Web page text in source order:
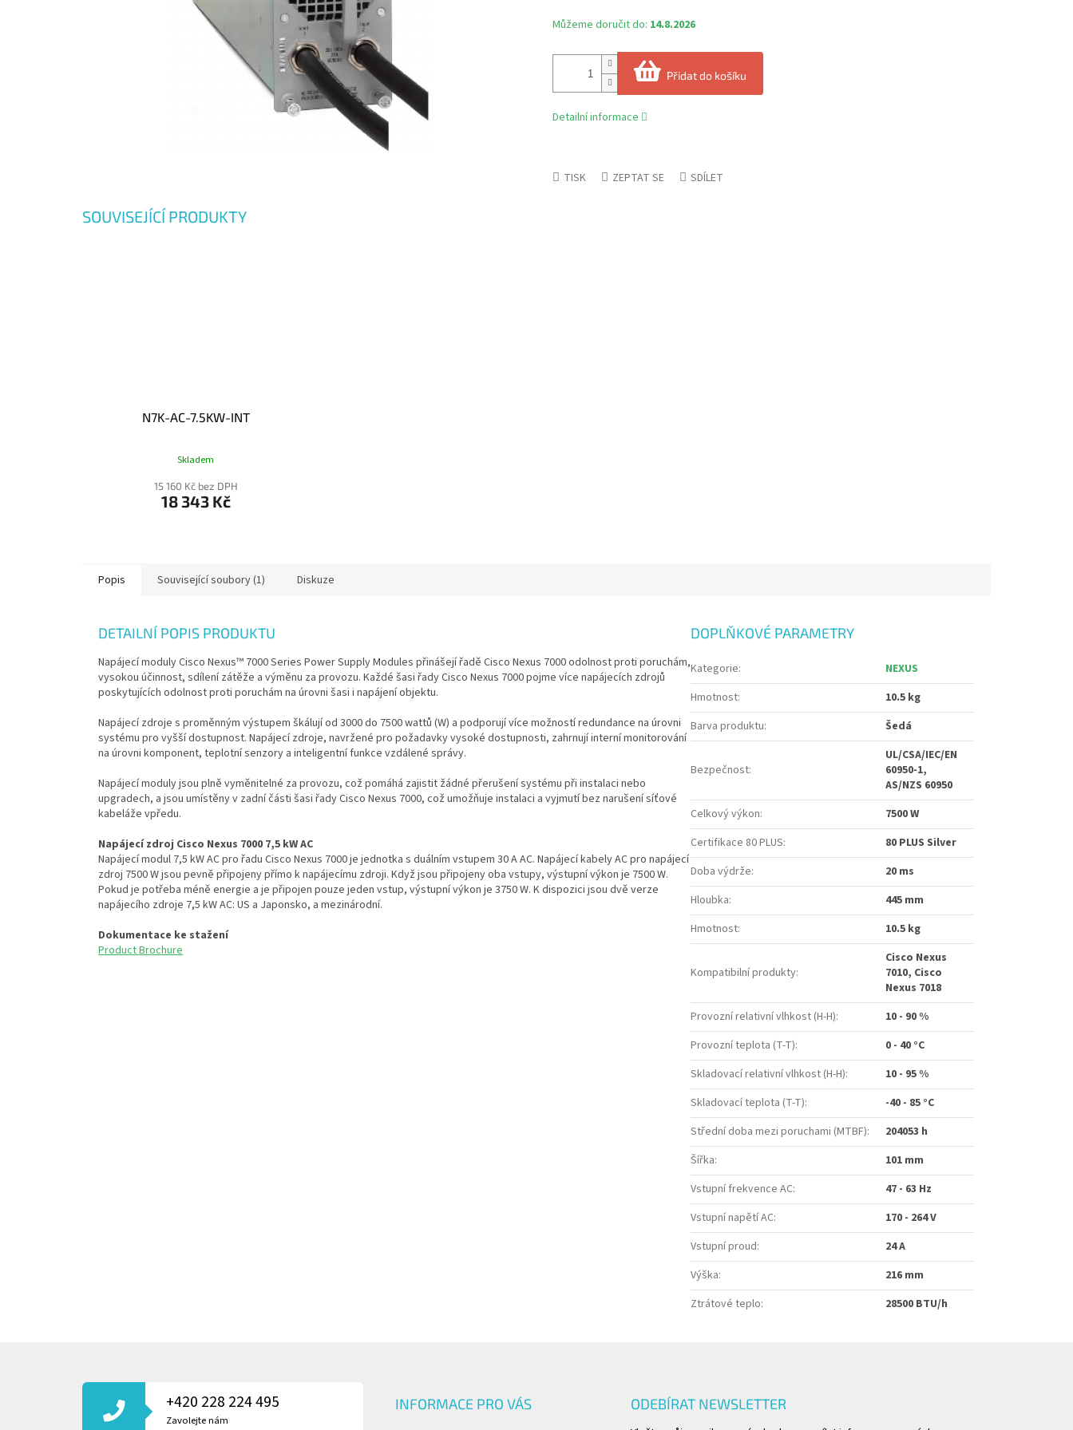
Můžeme doručit do: 14.8.2026
Přidat do košíku
Detailní informace
TISK ZEPTAT SE SDÍLET
SOUVISEJÍCÍ PRODUKTY
N7K-AC-7.5KW-INT
Skladem
15 160 Kč bez DPH
18 343 Kč
Popis Související soubory (1) Diskuze
DETAILNÍ POPIS PRODUKTU
Napájecí moduly Cisco Nexus™ 7000 Series Power Supply Modules přinášejí řadě Cisco Nexus 7000 odolnost proti poruchám,
vysokou účinnost, sdílení zátěže a výměnu za provozu. Každé šasi řady Cisco Nexus 7000 pojme více napájecích zdrojů
poskytujících odolnost proti poruchám na úrovni šasi i napájení objektu.
Napájecí zdroje s proměnným výstupem škálují od 3000 do 7500 wattů (W) a podporují více možností redundance na úrovni
systému pro vyšší dostupnost. Napájecí zdroje, navržené pro požadavky vysoké dostupnosti, zahrnují interní monitorování
na úrovni komponent, teplotní senzory a inteligentní funkce vzdálené správy.
Napájecí moduly jsou plně vyměnitelné za provozu, což pomáhá zajistit žádné přerušení systému při instalaci nebo
upgradech, a jsou umístěny v zadní části šasi řady Cisco Nexus 7000, což umožňuje instalaci a vyjmutí bez narušení síťové
kabeláže vpředu.
Napájecí zdroj Cisco Nexus 7000 7,5 kW AC
Napájecí modul 7,5 kW AC pro řadu Cisco Nexus 7000 je jednotka s duálním vstupem 30 A AC. Napájecí kabely AC pro napájecí
zdroj 7500 W jsou pevně připojeny přímo k napájecímu zdroji. Když jsou připojeny oba vstupy, výstupní výkon je 7500 W.
Pokud je potřeba méně energie a je připojen pouze jeden vstup, výstupní výkon je 3750 W. K dispozici jsou dvě verze
napájecího zdroje 7,5 kW AC: US a Japonsko, a mezinárodní.
Dokumentace ke stažení
Product Brochure
DOPLŇKOVÉ PARAMETRY
Kategorie:
NEXUS
Hmotnost:
10.5 kg
Barva produktu: Šedá
Bezpečnost:
UL/CSA/IEC/EN
60950-1,
AS/NZS 60950
Celkový výkon:
7500 W
Certifikace 80 PLUS:
80 PLUS Silver
Doba výdrže:
20 ms
Hloubka:
445 mm
Hmotnost: 10.5 kg
Kompatibilní produkty:
Cisco Nexus
7010, Cisco
Nexus 7018
Provozní relativní vlhkost (H-H):
10 - 90 %
Provozní teplota (T-T):
0 - 40 °C
Skladovací relativní vlhkost (H-H):
10 - 95 %
Skladovací teplota (T-T):
-40 - 85 °C
Střední doba mezi poruchami (MTBF):
204053 h
Šířka:
101 mm
Vstupní frekvence AC:
47 - 63 Hz
Vstupní napětí AC:
170 - 264 V
Vstupní proud:
24 A
Výška:
216 mm
Ztrátové teplo: 28500 BTU/h
+420 228 224 495
Zavolejte nám
INFORMACE PRO VÁS ODEBÍRAT NEWSLETTER